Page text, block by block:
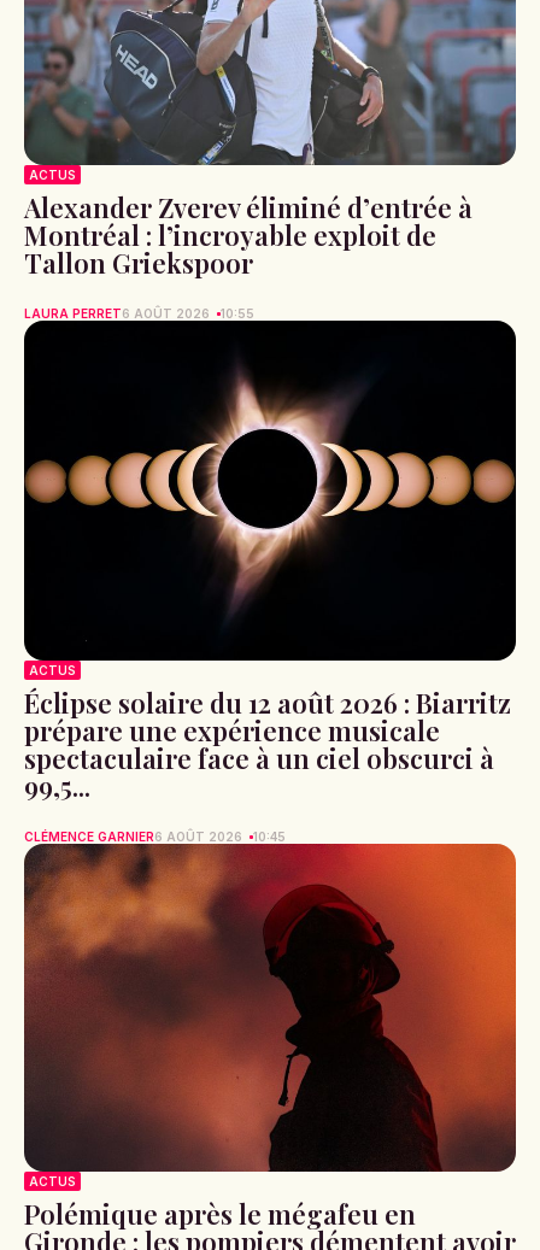
ACTUS
Alexander Zverev éliminé d’entrée à
Montréal : l’incroyable exploit de
Tallon Griekspoor
LAURA PERRET6 AOÛT 2026 10:55
ACTUS
Éclipse solaire du 12 août 2026 : Biarritz
prépare une expérience musicale
spectaculaire face à un ciel obscurci à
99,5...
CLÉMENCE GARNIER6 AOÛT 2026 10:45
ACTUS
Polémique après le mégafeu en
Gironde : les pompiers démentent avoir